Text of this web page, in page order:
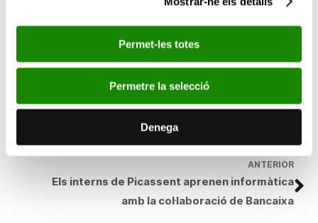
Permet-les totes
Permetre la selecció
Denega
aumento porcentual en fondos destinados a Obra Social,
realizando así una labor cada vez más importante a favor de la
sociedad.
ANTERIOR
Els interns de Picassent aprenen informàtica
amb la col·laboració de Bancaixa
Bancaja presenta en Bilbao los cien grabados de
la “Suite Vollard” de Pablo Picasso